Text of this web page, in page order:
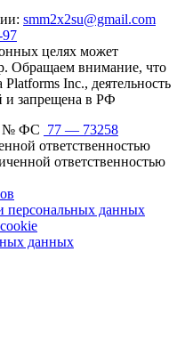
smm2x2su@gmail.com
97
целях может
Обращаем внимание, что
Inc., деятельность
и запрещена в РФ
№ ФС 77 — 73258
ответственностью
ответственностью
персональных данных
данных